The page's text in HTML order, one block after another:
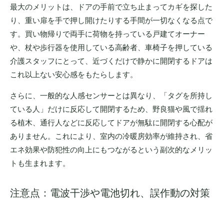
最大のメリットは、ドアの手前で立ち止まってカギを探した
り、重い扉を手で押し開けたりする手間が一切なくなる点で
す。買い物帰りで両手に荷物を持っている戸建てオーナー
や、杖や歩行器を使用している高齢者、車椅子を押している
介護スタッフにとって、近づくだけで静かに開閉するドアは
これ以上ない安心感をもたらします。
さらに、一般的な人感センサーとは異なり、「タグを所持し
ている人」だけに反応して開閉するため、野良猫や風で揺れ
る植木、通行人などに反応してドアが無駄に開閉する心配が
ありません。これにより、室内の冷暖房効率が維持され、省
エネ効果や防犯性の向上にもつながるという副次的なメリッ
トも生まれます。
注意点：電波干渉や電池切れ、誤作動の対策